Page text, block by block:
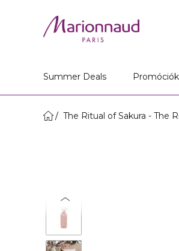
Summer Deals Promóciók
The Ritual of Sakura - The